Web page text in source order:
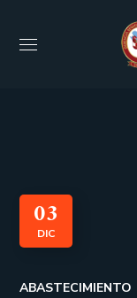
03
DIC
ABASTECIMIENTO